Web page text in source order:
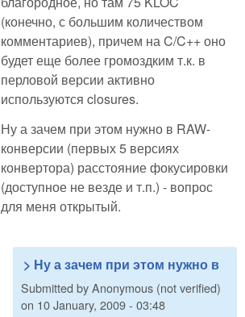
(конечно, с большим количеством
комментариев), причем на C/C++ оно
будет еще более громоздким т.к. в
перловой версии активно
используются closures.
Ну а зачем при этом нужно в RAW-
конверсии (первых 5 версиях
конвертора) расстояние фокусировки
(доступное не везде и т.п.) - вопрос
для меня открытый.
> Ну а зачем при этом нужно в
Submitted byAnonymous (not verified)
on 10 January, 2009 - 03:48